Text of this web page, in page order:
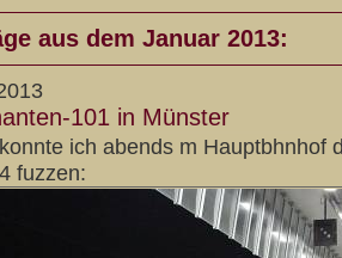
aus dem Januar 2013:
101 in Münster
ich abends m Hauptbhnhof
fuzzen: